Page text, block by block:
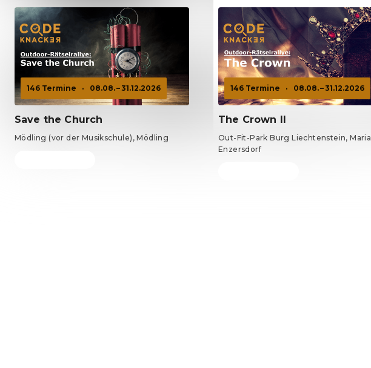
146 Termine · 08.08. – 31.12.2026
Save the Church
Mödling (vor der Musikschule), Mödling
146 Termine · 08.08. – 31.12.2026
The Crown II
Out-Fit-Park Burg Liechtenstein, Maria
Enzersdorf